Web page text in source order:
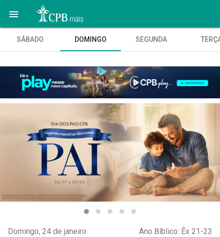

SÁBADO DOMINGO SEGUNDA
Domingo, 24 de janeiro Ano Bíblico: Êx 21-23